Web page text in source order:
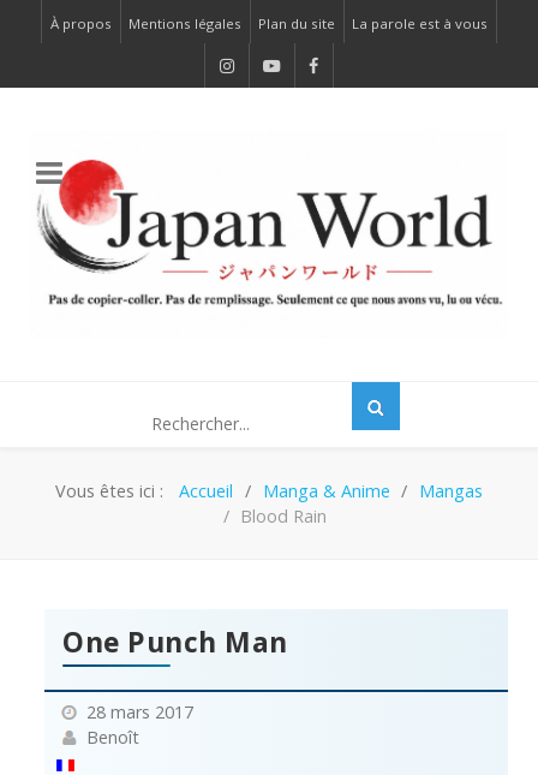
À propos Mentions légales Plan du site La parole est à vous
Vous êtes ici : Accueil Manga & Anime
Mangas
Blood Rain
One Punch Man
28 mars 2017
Benoît